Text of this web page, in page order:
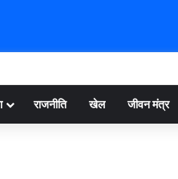
राजनीति खेल जीवन मंत्र